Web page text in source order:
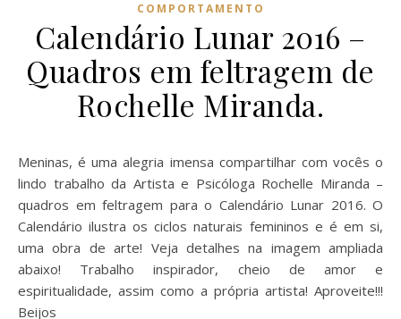
COMPORTAMENTO
Calendário Lunar 2016 –
Quadros em feltragem de
Rochelle Miranda.
Meninas, é uma alegria imensa compartilhar com vocês o
lindo trabalho da Artista e Psicóloga Rochelle Miranda –
quadros em feltragem para o Calendário Lunar 2016. O
Calendário ilustra os ciclos naturais femininos e é em si,
uma obra de arte! Veja detalhes na imagem ampliada
abaixo! Trabalho inspirador, cheio de amor e
espiritualidade, assim como a própria artista! Aproveite!!!
Beijos